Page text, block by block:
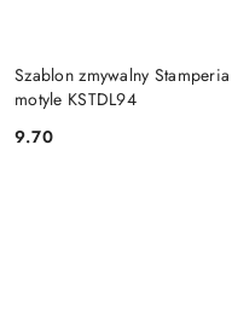
Szablon zmywalny
motyle KSTDL94
Cena:
9.70